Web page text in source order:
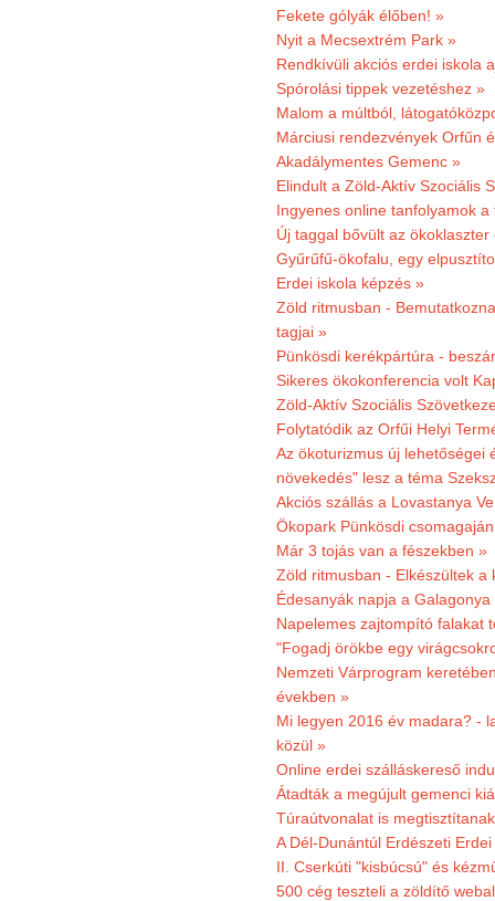
Fekete gólyák élőben! »
Nyit a Mecsextrém Park »
Rendkívüli akciós erdei iskola
Spórolási tippek vezetéshez »
Malom a múltból,
Márciusi rendezvények Orfűn
Akadálymentes Gemenc »
Elindult a Zöld-Aktív Szociális
Ingyenes online tanfolyamok
Új taggal bővült az ökoklaszter
Gyűrűfű-ökofalu, egy
Erdei iskola képzés »
Zöld ritmusban -
tagjai »
Pünkösdi kerékpártúra -
Sikeres ökokonferencia volt
Zöld-Aktív Szociális
Folytatódik az Orfűi Helyi
Az ökoturizmus új lehetőségei
növekedés" lesz a téma
Akciós szállás a Lovastanya
Ökopark Pünkösdi
Már 3 tojás van a fészekben »
Zöld ritmusban - Elkészültek
Édesanyák napja a
Napelemes zajtompító falakat
"Fogadj örökbe egy
Nemzeti Várprogram
években »
Mi legyen 2016 év madara? -
közül »
Online erdei szálláskereső
Átadták a megújult gemenci
Túraútvonalat is
A Dél-Dunántúl Erdészeti
II. Cserkúti "kisbúcsú" és
500 cég teszteli a zöldítő